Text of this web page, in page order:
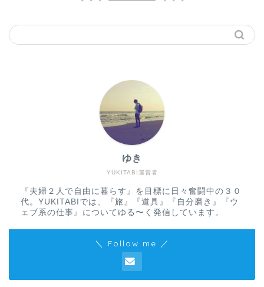
YUKITABI運営者
ゆき
『夫婦２人で自由に暮らす』を目標に日々奮闘中の３０
代。YUKITABIでは、『旅』『道具』『自分磨き』『ウ
ェブ系の仕事』についてゆる〜く発信しています。
＼ Follow me ／